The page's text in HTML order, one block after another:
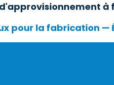
à
pour la fabrication —